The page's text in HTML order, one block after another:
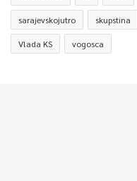
sarajevskojutro skupstina
Vlada KS vogosca